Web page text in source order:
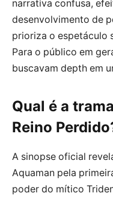
narrativa confusa,
desenvolvimento de
prioriza o espetáculo
Para o público em
buscavam depth em
Qual é a
Reino
A sinopse oficial
Aquaman pela
poder do mítico